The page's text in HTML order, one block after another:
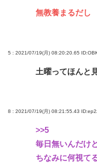
無教養まるだし
5 : 2021/07/19(月) 08:20:20.65
土曜ってほんと
8 : 2021/07/19(月) 08:21:55.43
>>5
毎日無いんだけ
ちなみに何視て